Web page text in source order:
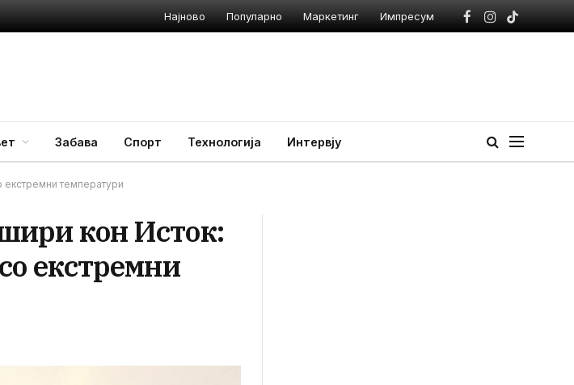
Најново Популарно Маркетинг Импресум
Facebook
Instagram
TikTok
Забава Спорт Технологија Интервју
екстремни температури
кон Исток:
екстремни